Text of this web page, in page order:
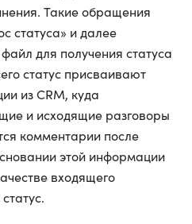
Такие обращения
статуса» и далее
для получения статуса
статус присваивают
из CRM, куда
и исходящие разговоры
комментарии после
этой информации
входящего